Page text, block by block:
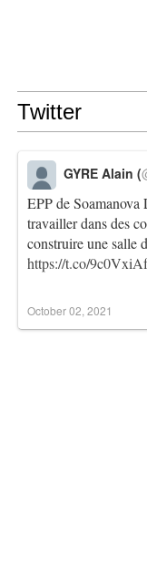
Twitter
EPP de Soamanova
travailler dans des
construire une salle
https://t.co/
GYRE Alain (
October 02, 2021